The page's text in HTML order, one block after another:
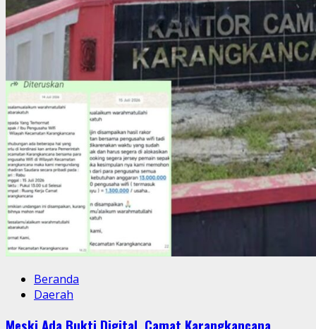
Beranda
Daerah
Meski Ada Bukti Digital, Camat Karangkancana